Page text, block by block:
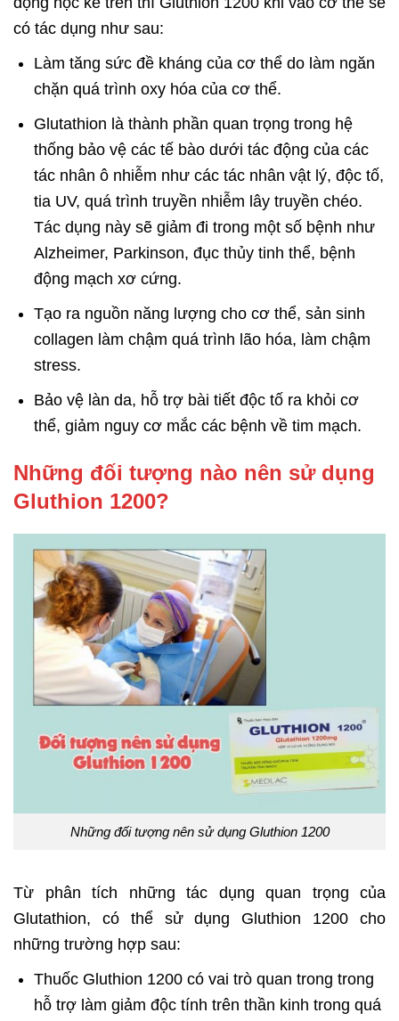
có tác dụng như sau:
Làm tăng sức đề kháng của cơ thể do làm ngăn
chặn quá trình oxy hóa của cơ thể.
Glutathion là thành phần quan trọng trong hệ
thống bảo vệ các tế bào dưới tác động của các
tác nhân ô nhiễm như các tác nhân vật lý, độc tố,
tia UV, quá trình truyền nhiễm lây truyền chéo.
Tác dụng này sẽ giảm đi trong một số bệnh như
Alzheimer, Parkinson, đục thủy tinh thể, bệnh
động mạch xơ cứng.
Tạo ra nguồn năng lượng cho cơ thể, sản sinh
collagen làm chậm quá trình lão hóa, làm chậm
stress.
Bảo vệ làn da, hỗ trợ bài tiết độc tố ra khỏi cơ
thể, giảm nguy cơ mắc các bệnh về tim mạch.
Những đối tượng nào nên sử dụng
Gluthion 1200?
Những đối tượng nên sử dụng Gluthion 1200
Từ phân tích những tác dụng quan trọng của
Glutathion, có thể sử dụng Gluthion 1200 cho
những trường hợp sau:
Thuốc Gluthion 1200 có vai trò quan trong trong
hỗ trợ làm giảm độc tính trên thần kinh trong quá